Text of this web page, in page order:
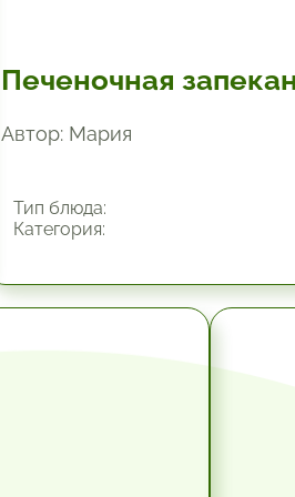
Печеночная
Автор: Мария
Тип блюда:
Категория: